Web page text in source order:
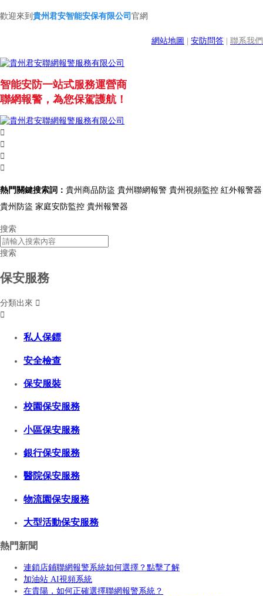
歡迎來到 貴州君安智能安保有限公司 官網
網站地圖 安防問答 聯系我們
智能安防一站式服務運營商
聯網報警，為您保駕護航！




熱門關鍵搜索詞： 貴州商品防盜 貴州聯網報警 貴州視頻監控 紅外報警器
貴州防盜 家庭安防監控 貴州報警器
搜索
搜索
保安服務
分類出來 

私人保鏢
安全檢查
保安服裝
校園保安服務
小區保安服務
銀行保安服務
醫院保安服務
物流園保安服務
大型活動保安服務
熱門新聞
連鎖店鋪聯網報警系統如何選擇？點擊了解
加油站 AI視頻系統
在貴陽，如何正確選擇聯網報警系統？